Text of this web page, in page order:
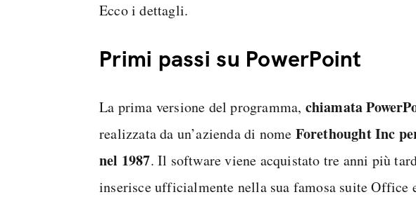
Ecco i dettagli.
Primi passi su PowerPoint
La prima versione del programma, chiamata
realizzata da un’azienda di nome Forethought Inc
nel 1987. Il software viene acquistato tre anni più
inserisce ufficialmente nella sua famosa suite